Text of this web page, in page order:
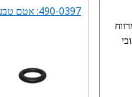
מרווח
490-0397: אטם טבעת